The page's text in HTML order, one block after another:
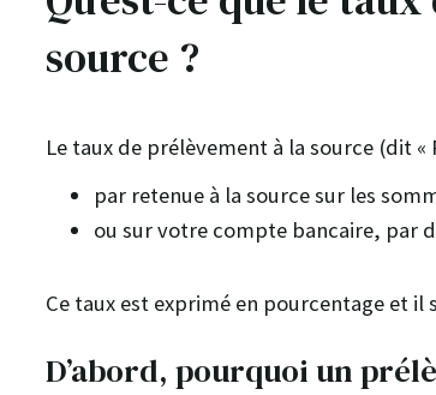
source ?
Le taux de prélèvement à la source (dit «
par retenue à la source sur les
ou sur votre compte bancaire, par
Ce taux est exprimé en pourcentage et
D’abord, pourquoi un